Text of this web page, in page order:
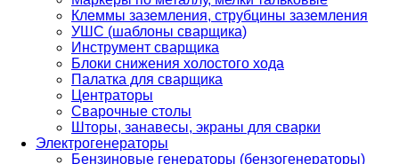
Клеммы заземления, струбцины заземления
УШС (шаблоны сварщика)
Инструмент сварщика
Блоки снижения холостого хода
Палатка для сварщика
Центраторы
Сварочные столы
Шторы, занавесы, экраны для сварки
Электрогенераторы
Бензиновые генераторы (бензогенераторы)